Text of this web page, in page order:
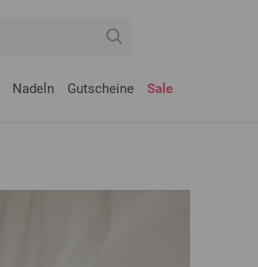
Nadeln Gutscheine Sale